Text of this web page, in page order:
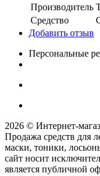
Производитель
Средство
Добавить отзыв
Персональные
2026 © Интернет-
Продажа средств для
маски, тоники,
сайт носит
является публичной